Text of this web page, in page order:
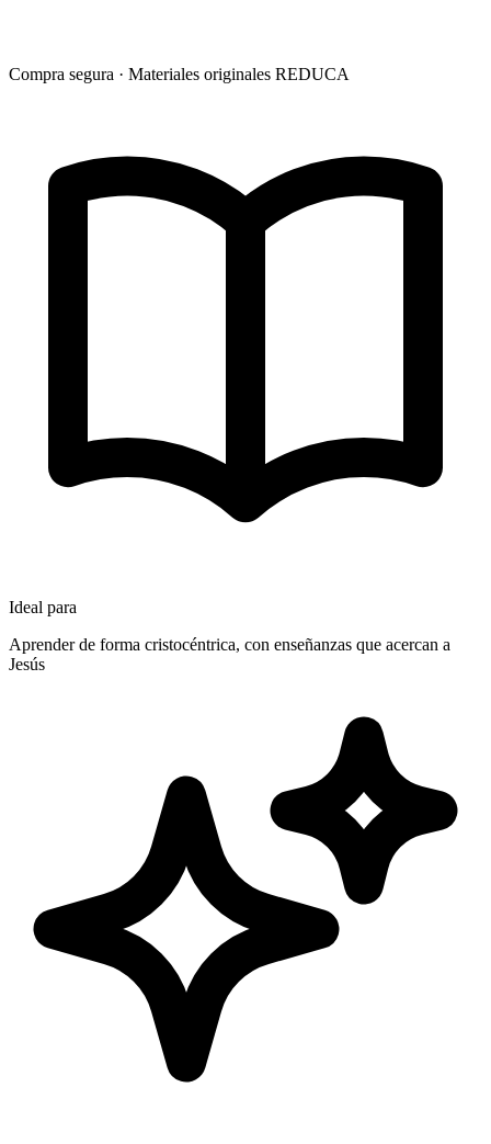
Compra segura · Materiales originales REDUCA
Ideal para
Aprender de forma cristocéntrica, con enseñanzas que acercan a
Jesús